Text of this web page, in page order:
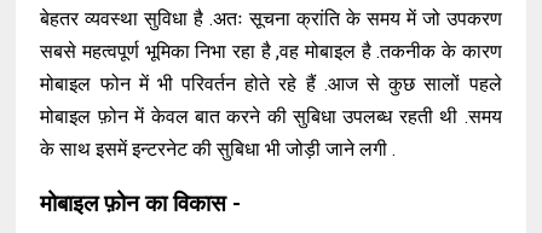
बेहतर व्यवस्था सुविधा है .अतः सूचना क्रांति के समय में जो उपकरण
सबसे महत्वपूर्ण भूमिका निभा रहा है ,वह मोबाइल है .तकनीक के कारण
मोबाइल फोन में भी परिवर्तन होते रहे हैं .आज से कुछ सालों पहले
मोबाइल फ़ोन में केवल बात करने की सुबिधा उपलब्ध रहती थी .समय
के साथ इसमें इन्टरनेट की सुबिधा भी जोड़ी जाने लगी .
मोबाइल फ़ोन का विकास -